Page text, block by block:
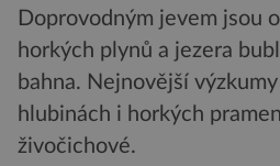
Doprovodným jevem jsou
horkých plynů a jezera
bahna. Nejnovější
hlubinách i horkých
živočichové.